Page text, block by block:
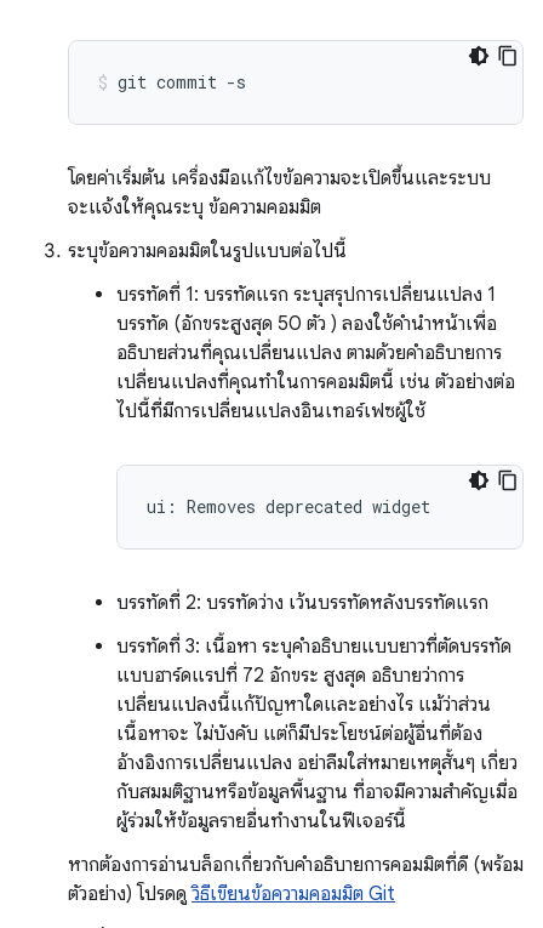
git commit -s
โดยค่าเริ่มต้น เครื่องมือแก้ไขข้อความจะเปิดขึ้นและระบบ
จะแจ้งให้คุณระบุ ข้อความคอมมิต
ระบุข้อความคอมมิตในรูปแบบต่อไปนี้
บรรทัดที่ 1: บรรทัดแรก ระบุสรุปการเปลี่ยนแปลง 1
บรรทัด (อักขระสูงสุด 50 ตัว ) ลองใช้คำนำหน้าเพื่อ
อธิบายส่วนที่คุณเปลี่ยนแปลง ตามด้วยคำอธิบายการ
เปลี่ยนแปลงที่คุณทำในการคอมมิตนี้ เช่น ตัวอย่างต่อ
ไปนี้ที่มีการเปลี่ยนแปลงอินเทอร์เฟซผู้ใช้
บรรทัดที่ 2: บรรทัดว่าง เว้นบรรทัดหลังบรรทัดแรก
บรรทัดที่ 3: เนื้อหา ระบุคำอธิบายแบบยาวที่ตัดบรรทัด
แบบฮาร์ดแรปที่ 72 อักขระ สูงสุด อธิบายว่าการ
เปลี่ยนแปลงนี้แก้ปัญหาใดและอย่างไร แม้ว่าส่วน
เนื้อหาจะ ไม่บังคับ แต่ก็มีประโยชน์ต่อผู้อื่นที่ต้อง
อ้างอิงการเปลี่ยนแปลง อย่าลืมใส่หมายเหตุสั้นๆ เกี่ยว
กับสมมติฐานหรือข้อมูลพื้นฐาน ที่อาจมีความสำคัญเมื่อ
ผู้ร่วมให้ข้อมูลรายอื่นทำงานในฟีเจอร์นี้
หากต้องการอ่านบล็อกเกี่ยวกับคำอธิบายการคอมมิตที่ดี (พร้อม
ตัวอย่าง) โปรดดูวิธีเขียนข้อความคอมมิต Git